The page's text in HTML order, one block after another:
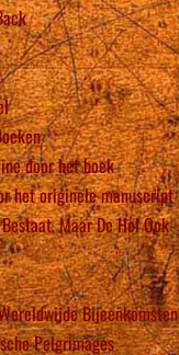
door het boek
het originele manuscript
Maar De Hel Ook
Bijeenkomsten
Pelgrimages